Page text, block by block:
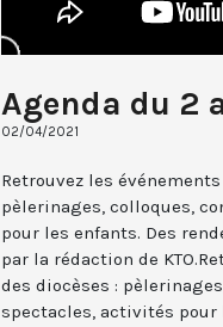
Agenda du 2
02/04/2021
Retrouvez les
pèlerinages, colloques,
pour les enfants. Des
par la rédaction de
des diocèses :
spectacles, activités pour